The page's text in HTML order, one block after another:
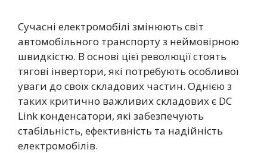
Сучасні електромобілі змінюють світ
автомобільного транспорту з неймовірною
швидкістю. В основі цієї революції стоять
тягові інвертори, які потребують особливої
уваги до своїх складових частин. Однією з
таких критично важливих складових є DC
Link конденсатори, які забезпечують
стабільність, ефективність та надійність
електромобілів.